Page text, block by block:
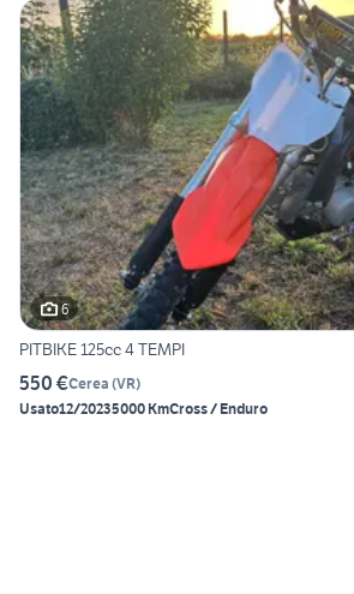
6
PITBIKE 125cc 4 TEMPI
550 €Cerea (VR)
Usato12/20235000 KmCross / Enduro